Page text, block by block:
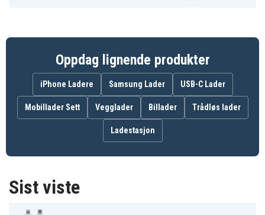
Varemerke SiGN
Kabel lengde 1 m
Ampere 2.4 A
20 W
Kontakt til enhet Lightning
Kontakt til strømkilde
Oppdag lignende produkter
iPhone Ladere Samsung Lader USB-C Lader
Mobillader Sett Vegglader Billader Trådløs lader
Ladestasjon
Sist viste